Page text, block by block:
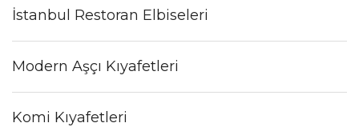
İstanbul Restoran Elbiseleri
Modern Aşçı Kıyafetleri
Komi Kıyafetleri